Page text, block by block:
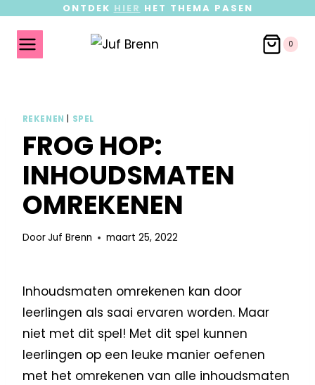
ONTDEK HIER HET THEMA PASEN
0
REKENEN SPEL
FROG HOP:
INHOUDSMATEN
OMREKENEN
DoorJuf Brenn maart 25, 2022
Inhoudsmaten omrekenen kan door
leerlingen als saai ervaren worden. Maar
niet met dit spel! Met dit spel kunnen
leerlingen op een leuke manier oefenen
met het omrekenen van alle inhoudsmaten